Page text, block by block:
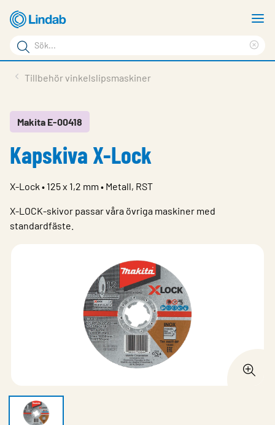
Hoppa
till
huvudinnehållet
Sökord
Sök
på
Service & Support
Hållbarhet
Logga in
Tillbehör vinkelslipsmaskiner
Makita E-00418
Kapskiva X-Lock
X-Lock • 125 x 1,2 mm • Metall, RST
X-LOCK-skivor passar våra övriga maskiner med
standardfäste.